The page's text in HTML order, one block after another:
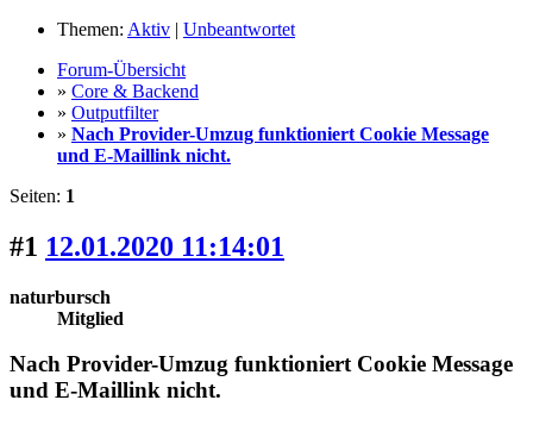
Themen: Aktiv | Unbeantwortet
Forum-Übersicht
» Core & Backend
» Outputfilter
» Nach Provider-Umzug funktioniert Cookie Message
und E-Maillink nicht.
Seiten: 1
#1 12.01.2020 11:14:01
naturbursch
Mitglied
Nach Provider-Umzug funktioniert Cookie Message
und E-Maillink nicht.